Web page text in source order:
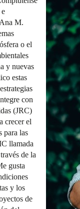
M.
o el
y nuevas
estas
con
(JRC)
crecer el
para las
llamada
de la
gusta
y los
de